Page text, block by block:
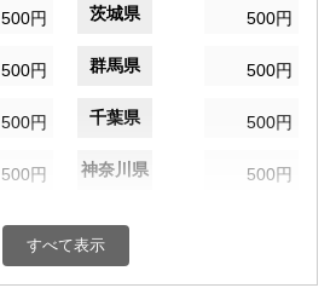
500円 茨城県 500円
500円 群馬県 500円
500円 千葉県 500円
500円 神奈川県 500円
500円 富山県
すべて表示